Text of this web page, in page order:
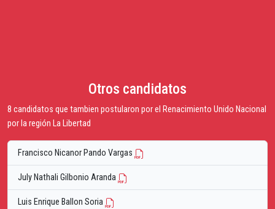
Otros candidatos
8 candidatos que tambien postularon por el Renacimiento Unido Nacional
por la región La Libertad
Francisco Nicanor Pando Vargas
July Nathali Gilbonio Aranda
Luis Enrique Ballon Soria